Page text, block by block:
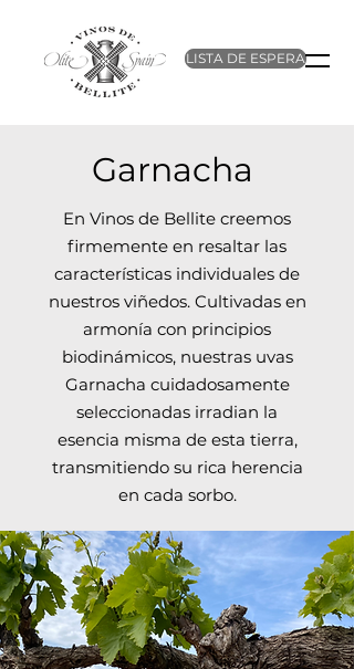
LISTA DE ESPERA
Garnacha
En Vinos de Bellite creemos
firmemente en resaltar las
características individuales de
nuestros viñedos. Cultivadas en
armonía con principios
biodinámicos, nuestras uvas
Garnacha cuidadosamente
seleccionadas irradian la
esencia misma de esta tierra,
transmitiendo su rica herencia
en cada sorbo.